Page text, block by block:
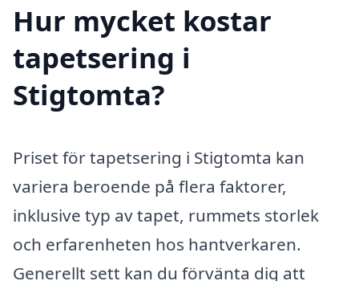
Hur mycket kostar
tapetsering i
Stigtomta?
Priset för tapetsering i Stigtomta kan
variera beroende på flera faktorer,
inklusive typ av tapet, rummets storlek
och erfarenheten hos hantverkaren.
Generellt sett kan du förvänta dig att